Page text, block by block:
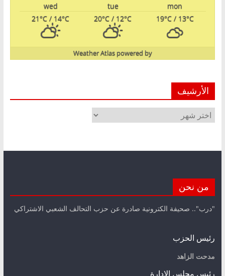
mon
tue
wed
19°C/ 13°C
20°C / 12°C
21°C / 14°C
powered by
Weather Atlas
الأرشيف
الأرشيف
من نحن
"درب".. صحيفة الكترونية صادرة عن حزب التحالف الشعبي الاشتراكي
رئيس الحزب
مدحت الزاهد
رئيس مجلس الإدارة